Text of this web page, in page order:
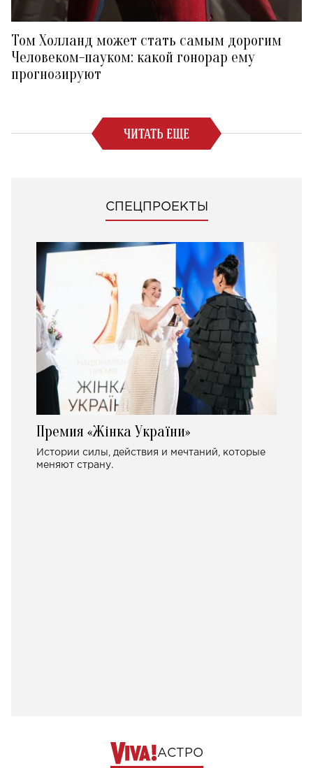
Том Холланд может стать самым дорогим
Человеком-пауком: какой гонорар ему
прогнозируют
ЧИТАТЬ ЕЩЕ
СПЕЦПРОЕКТЫ
Премия «Жінка України»
Истории силы, действия и мечтаний, которые
меняют страну.
АСТРО